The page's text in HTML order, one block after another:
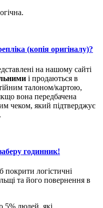
(копія оригіналу)?
на нашому сайті
і продаються в
талоном/картою,
вона передбачена
чеком, який підтверджує
годинник!
покрити логістичні
та його повернення в
5% людей, які